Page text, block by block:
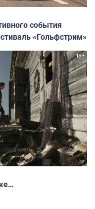
события
«Гольфстрим»